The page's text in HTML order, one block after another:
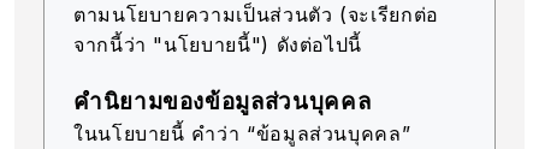
ตามนโยบายความเป็นส่วนตัว (จะเรียกต่อ
จากนี้ว่า "นโยบายนี้") ดังต่อไปนี้
คำนิยามของข้อมูลส่วนบุคคล
ในนโยบายนี้ คำว่า “ข้อมูลส่วนบุคคล”